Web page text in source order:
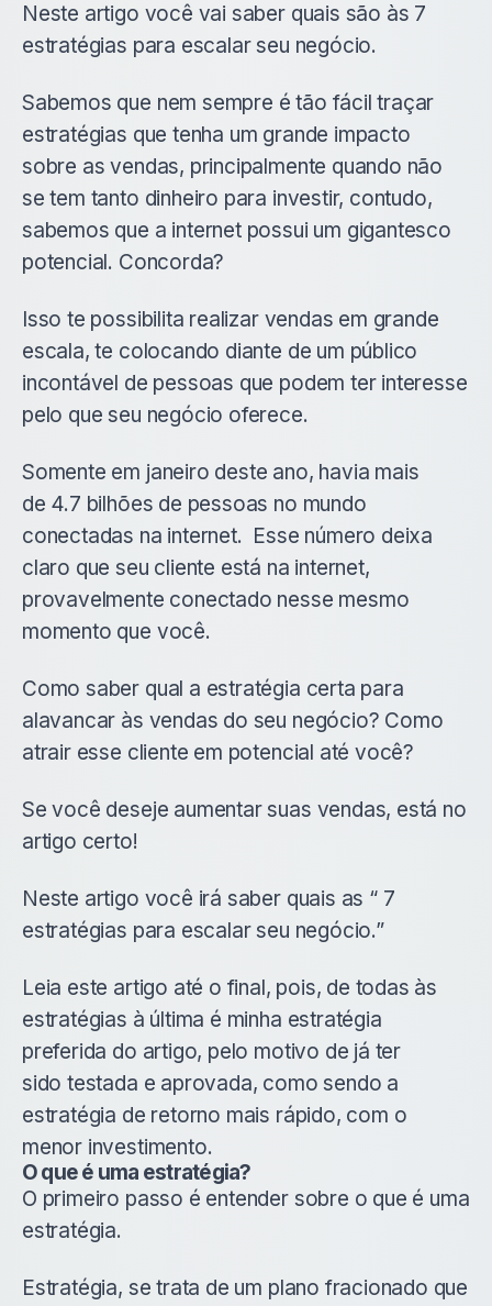
Neste artigo você vai saber quais são às 7
estratégias para escalar seu negócio.
Sabemos que nem sempre é tão fácil traçar
estratégias que tenha um grande impacto
sobre as vendas, principalmente quando não
se tem tanto dinheiro para investir, contudo,
sabemos que a internet possui um gigantesco
potencial. Concorda?
Isso te possibilita realizar vendas em grande
escala, te colocando diante de um público
incontável de pessoas que podem ter interesse
pelo que seu negócio oferece.
Somente em janeiro deste ano, havia mais
de 4.7 bilhões de pessoas no mundo
conectadas na internet. Esse número deixa
claro que seu cliente está na internet,
provavelmente conectado nesse mesmo
momento que você.
Como saber qual a estratégia certa para
alavancar às vendas do seu negócio? Como
atrair esse cliente em potencial até você?
Se você deseje aumentar suas vendas, está no
artigo certo!
Neste artigo você irá saber quais as “ 7
estratégias para escalar seu negócio.”
Leia este artigo até o final, pois, de todas às
estratégias à última é minha estratégia
preferida do artigo, pelo motivo de já ter
sido testada e aprovada, como sendo a
estratégia de retorno mais rápido, com o
menor investimento.
O que é uma estratégia?
O primeiro passo é entender sobre o que é uma
estratégia.
Estratégia, se trata de um plano fracionado que